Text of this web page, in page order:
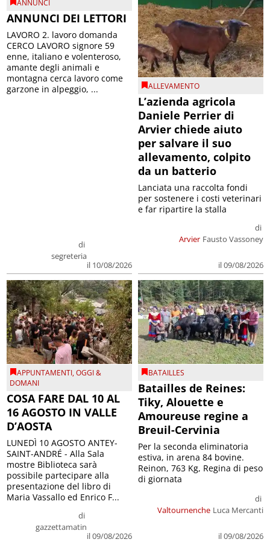
ANNUNCI
ANNUNCI DEI LETTORI
di
segreteria
il 10/08/2026
LAVORO 2. lavoro domanda
CERCO LAVORO signore 59
enne, italiano e volenteroso,
amante degli animali e
montagna cerca lavoro come
garzone in alpeggio, ...
ALLEVAMENTO
L’azienda agricola
Daniele Perrier di
Arvier chiede aiuto
per salvare il suo
allevamento, colpito
da un batterio
Arvier
di
Fausto Vassoney
il 09/08/2026
Lanciata una raccolta fondi
per sostenere i costi veterinari
e far ripartire la stalla
APPUNTAMENTI,OGGI &
DOMANI
COSA FARE DAL 10 AL
16 AGOSTO IN VALLE
D’AOSTA
di
gazzettamatin
il 09/08/2026
LUNEDÌ 10 AGOSTO ANTEY-
SAINT-ANDRÉ - Alla Sala
mostre Biblioteca sarà
possibile partecipare alla
presentazione del libro di
Maria Vassallo ed Enrico F...
BATAILLES
Batailles de Reines:
Tiky, Alouette e
Amoureuse regine a
Breuil-Cervinia
Valtournenche
di
Luca Mercanti
il 09/08/2026
Per la seconda eliminatoria
estiva, in arena 84 bovine.
Reinon, 763 Kg, Regina di peso
di giornata